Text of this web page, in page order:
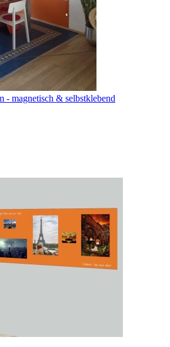
- magnetisch & selbstklebend